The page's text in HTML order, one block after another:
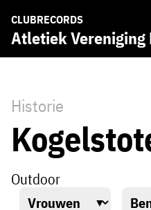
CLUBRECORDS
Atletiek Vereniging
Historie
Outdoor